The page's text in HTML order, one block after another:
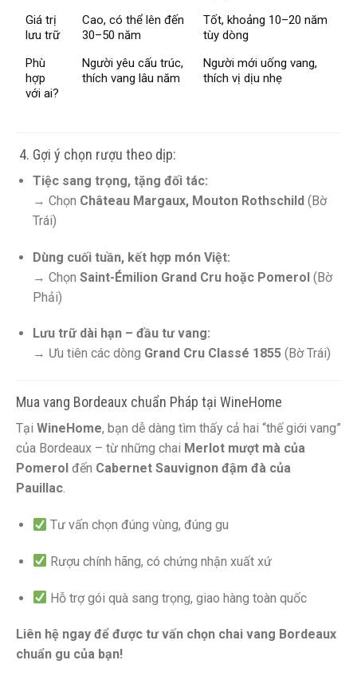
Giá trị
lưu trữ
Cao, có thể lên đến
30–50 năm
Tốt, khoảng 10–20 năm
tùy dòng
Phù
hợp
với ai?
Người yêu cấu trúc,
thích vang lâu năm
Người mới uống vang,
thích vị dịu nhẹ
️ 4. Gợi ý chọn rượu theo dịp:
Tiệc sang trọng, tặng đối tác:
→ Chọn Château Margaux, Mouton Rothschild(Bờ
Trái)
Dùng cuối tuần, kết hợp món Việt:
→ Chọn Saint-Émilion Grand Cru hoặc Pomerol(Bờ
Phải)
Lưu trữ dài hạn – đầu tư vang:
→ Ưu tiên các dòng Grand Cru Classé 1855(Bờ Trái)
Mua vang Bordeaux chuẩn Pháp tại WineHome
Tại WineHome, bạn dễ dàng tìm thấy cả hai “thế giới vang”
của Bordeaux – từ những chai Merlot mượt mà của
Pomerol đến Cabernet Sauvignon đậm đà của
Pauillac.
Tư vấn chọn đúng vùng, đúng gu
Rượu chính hãng, có chứng nhận xuất xứ
Hỗ trợ gói quà sang trọng, giao hàng toàn quốc
Liên hệ ngay để được tư vấn chọn chai vang Bordeaux
chuẩn gu của bạn!